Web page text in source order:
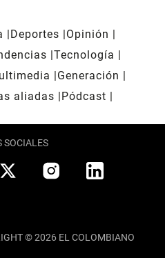
Deportes
Opinión
Tecnología
Generación
aliadas
Pódcast
SOCIALES
© 2026 EL COLOMBIANO